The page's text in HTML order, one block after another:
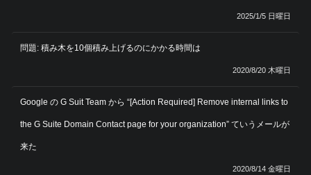
2025/1/5 日曜日
問題: 積み木を10個積み上げるのにかかる時間は
2020/8/20 木曜日
Google の G Suit Team から “[Action Required] Remove internal links to
the G Suite Domain Contact page for your organization” ていうメールが
来た
2020/8/14 金曜日